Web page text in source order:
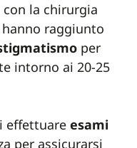
con la chirurgia
raggiunto
per
intorno ai 20-25
effettuare esami
per assicurarsi